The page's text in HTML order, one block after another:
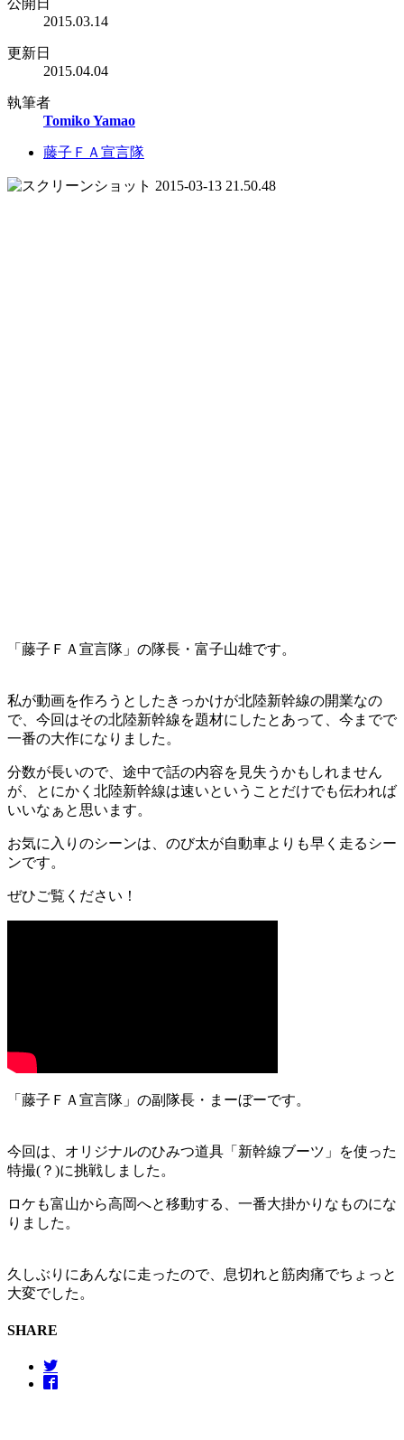
2015.03.14
更新日
2015.04.04
執筆者
Tomiko Yamao
藤子ＦＡ宣言隊
「藤子ＦＡ宣言隊」の隊長・富子山雄です。
私が動画を作ろうとしたきっかけが北陸新幹線の開業なの
で、今回はその北陸新幹線を題材にしたとあって、今までで
一番の大作になりました。
分数が長いので、途中で話の内容を見失うかもしれません
が、とにかく北陸新幹線は速いということだけでも伝われば
いいなぁと思います。
お気に入りのシーンは、のび太が自動車よりも早く走るシー
ンです。
ぜひご覧ください！
「藤子ＦＡ宣言隊」の副隊長・まーぼーです。
今回は、オリジナルのひみつ道具「新幹線ブーツ」を使った
特撮(？)に挑戦しました。
ロケも富山から高岡へと移動する、一番大掛かりなものにな
りました。
久しぶりにあんなに走ったので、息切れと筋肉痛でちょっと
大変でした。
SHARE